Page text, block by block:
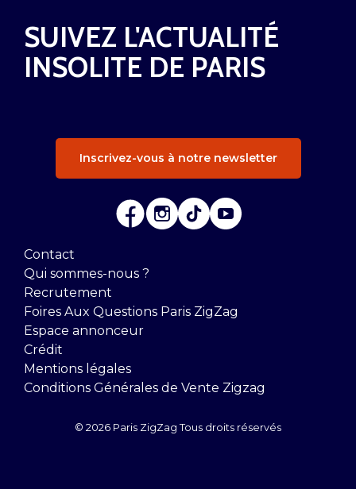
SUIVEZ L'ACTUALITÉ
INSOLITE DE PARIS
Inscrivez-vous à notre newsletter
Contact
Qui sommes-nous ?
Recrutement
Foires Aux Questions Paris ZigZag
Espace annonceur
Crédit
Mentions légales
Conditions Générales de Vente Zigzag
© 2026 Paris ZigZag Tous droits réservés